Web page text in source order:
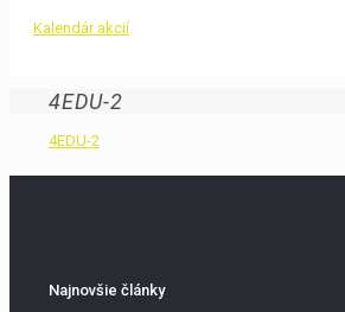
Kalendár akcií
4EDU-2
4EDU-2
Najnovšie články